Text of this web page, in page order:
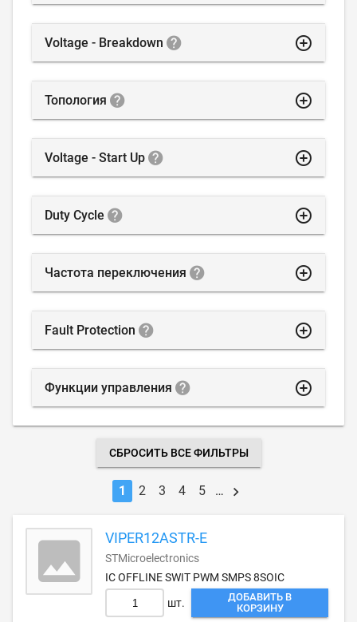
highlight_off
Voltage - Breakdown
highlight_off
Топология
highlight_off
Voltage - Start Up
highlight_off
Duty Cycle
highlight_off
Частота переключения
highlight_off
Fault Protection
highlight_off
Функции управления
СБРОСИТЬ ВСЕ ФИЛЬТРЫ
1 2 3 4 5 …
VIPER12ASTR-E
STMicroelectronics
IC OFFLINE SWIT PWM SMPS 8SOIC
шт.
ДОБАВИТЬ В
КОРЗИНУ